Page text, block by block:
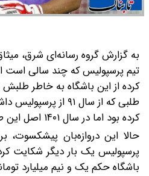
به گزارش گروه رسانه‌ای شرق،
تیم پرسپولیس که چند سالی است
کرده از این باشگاه به خاطر
طلبی که از سال ۹۱ از
کرده بود اما در سال ۱۴۰۱ اصل این طلب به او داده شد.
حالا این دروازه‌بان پیشکسوت،
پرسپولیس یک بار دیگر شکایت
باشگاه حکم یک و نیم میلیارد